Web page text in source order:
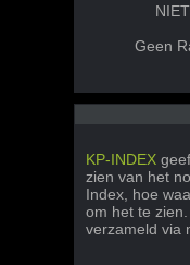
Geen
KP-INDEX
zien van het
Index, hoe
om het te
verzameld via